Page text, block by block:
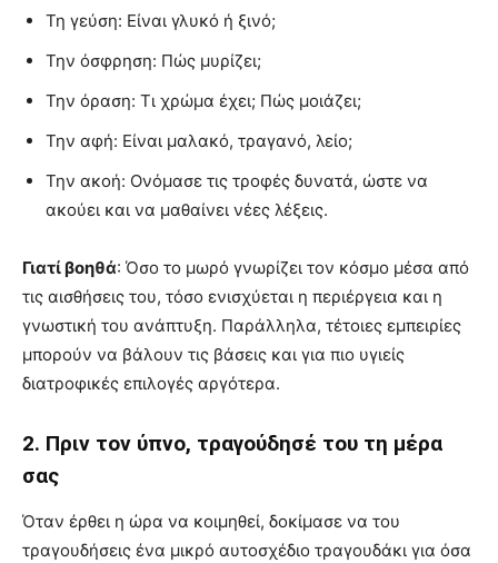
Τη γεύση: Είναι γλυκό ή ξινό;
Την όσφρηση: Πώς μυρίζει;
Την όραση: Τι χρώμα έχει; Πώς μοιάζει;
Την αφή: Είναι μαλακό, τραγανό, λείο;
Την ακοή: Ονόμασε τις τροφές δυνατά, ώστε να
ακούει και να μαθαίνει νέες λέξεις.
Γιατί βοηθά: Όσο το μωρό γνωρίζει τον κόσμο μέσα από
τις αισθήσεις του, τόσο ενισχύεται η περιέργεια και η
γνωστική του ανάπτυξη. Παράλληλα, τέτοιες εμπειρίες
μπορούν να βάλουν τις βάσεις και για πιο υγιείς
διατροφικές επιλογές αργότερα.
2. Πριν τον ύπνο, τραγούδησέ του τη μέρα
σας
Όταν έρθει η ώρα να κοιμηθεί, δοκίμασε να του
τραγουδήσεις ένα μικρό αυτοσχέδιο τραγουδάκι για όσα